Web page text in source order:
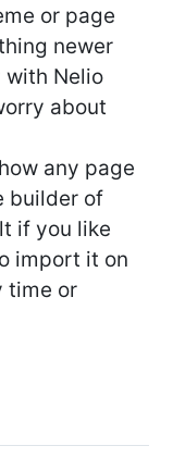
or page
newer
Nelio
about
any page
builder of
if you like
import it on
time or